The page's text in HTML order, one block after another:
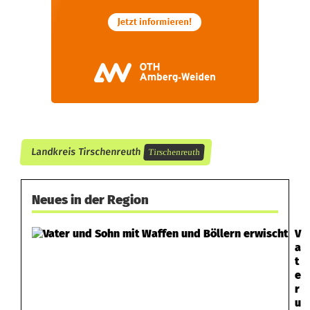
Landkreis Tirschenreuth Tirschenreuth
Neues in der Region
V
a
t
e
r
u